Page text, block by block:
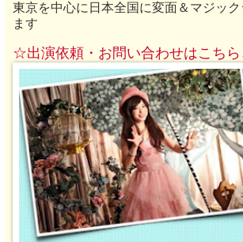
東京を中心に日本全国に変面＆マジッ
ます
☆出演依頼・お問い合わせはこちら